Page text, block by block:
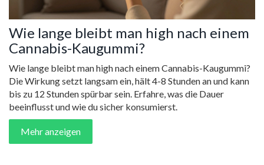
Wie lange bleibt man high nach einem
Cannabis-Kaugummi?
Wie lange bleibt man high nach einem Cannabis-Kaugummi?
Die Wirkung setzt langsam ein, hält 4-8 Stunden an und kann
bis zu 12 Stunden spürbar sein. Erfahre, was die Dauer
beeinflusst und wie du sicher konsumierst.
Mehr anzeigen